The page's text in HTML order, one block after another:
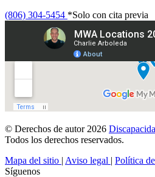
(806) 304-5454 *Solo con cita previa
© Derechos de autor 2026
Todos los derechos reservados.
Mapa del sitio | Aviso legal | Política
Síguenos